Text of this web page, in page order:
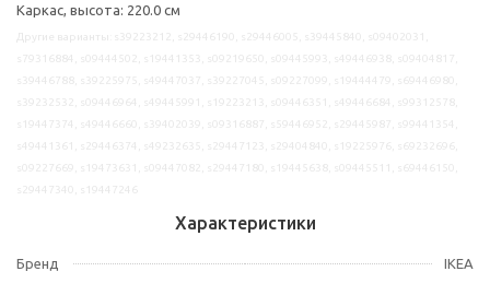
Каркас, высота: 220.0 см
Характеристики
Бренд IKEA